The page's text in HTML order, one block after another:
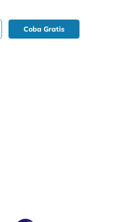
Coba Gratis